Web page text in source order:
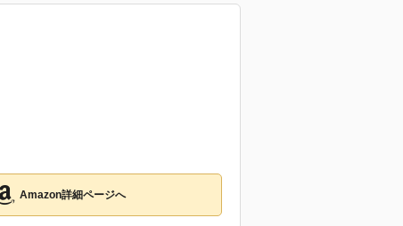
Amazon詳細ページへ